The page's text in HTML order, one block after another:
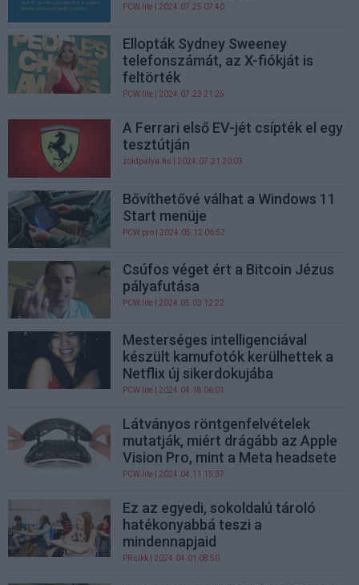
PCW.lite | 2024.07.25 07:40
Ellopták Sydney Sweeney
telefonszámát, az X-fiókját is
feltörték
PCW.lite | 2024.07.23 21:25
A Ferrari első EV-jét csípték el egy
tesztútján
zoldpalya.hu | 2024.07.21 20:03
Bővíthetővé válhat a Windows 11
Start menüje
PCW.pro | 2024.05.12 06:52
Csúfos véget ért a Bitcoin Jézus
pályafutása
PCW.lite | 2024.05.03 12:22
Mesterséges intelligenciával
készült kamufotók kerülhettek a
Netflix új sikerdokujába
PCW.lite | 2024.04.18 06:01
Látványos röntgenfelvételek
mutatják, miért drágább az Apple
Vision Pro, mint a Meta headsete
PCW.lite | 2024.04.11 15:37
Ez az egyedi, sokoldalú tároló
hatékonyabbá teszi a
mindennapjaid
PR cikk | 2024.04.01 08:50